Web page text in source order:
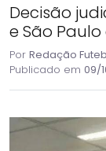
Decisão
e São
Por Redação
Publicado em 09/